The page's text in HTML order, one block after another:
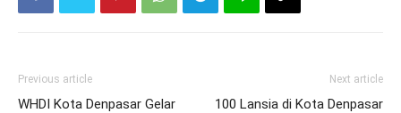
Previous article
WHDI Kota Denpasar Gelar
Next article
100 Lansia di Kota Denpasar